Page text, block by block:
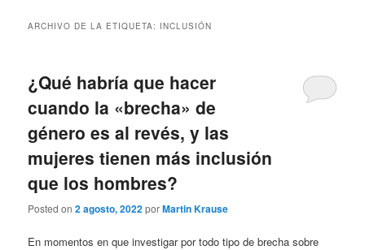
ARCHIVO DE LA ETIQUETA: INCLUSIÓN
¿Qué habría que hacer
cuando la «brecha» de
género es al revés, y las
mujeres tienen más inclusión
que los hombres?
Posted on2 agosto, 2022porMartin Krause
En momentos en que investigar por todo tipo de brecha sobre